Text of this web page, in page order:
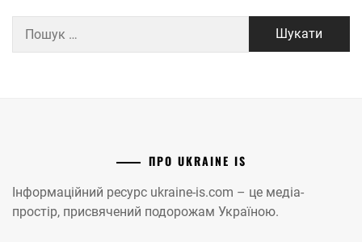
ПРО UKRAINE IS
Інформаційний ресурс ukraine-is.com – це медіа-
простір, присвячений подорожам Україною.